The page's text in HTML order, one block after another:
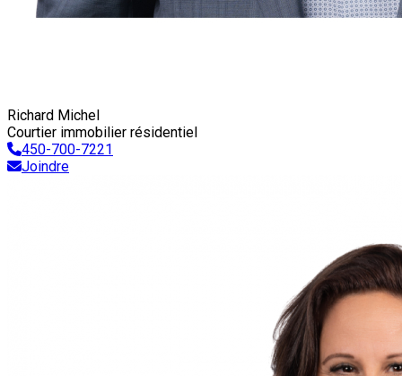
Richard Michel
Courtier immobilier résidentiel
450-700-7221
Joindre